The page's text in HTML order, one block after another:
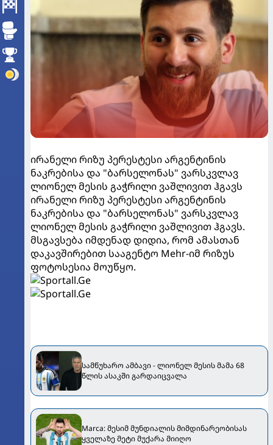
ირანელი რიზუ პერესტესი არგენტინის
ნაკრებისა და "ბარსელონას" ვარსკვლავ
ლიონელ მესის გაჭრილი ვაშლივით ჰგავს
ირანელი რიზუ პერესტესი არგენტინის
ნაკრებისა და "ბარსელონას" ვარსკვლავ
ლიონელ მესის გაჭრილი ვაშლივით ჰგავს.
მსგავსება იმდენად დიდია, რომ ამასთან
დაკავშირებით სააგენტო Mehr-იმ რიზუს
ფოტოსესია მოუწყო.
სამწუხარო ამბავი - ლიონელ მესის მამა 68
წლის ასაკში გარდაიცვალა
Marca: მესიმ მუნდიალის მიმდინარეობისას
ყველაზე მეტი მუქარა მიიღო